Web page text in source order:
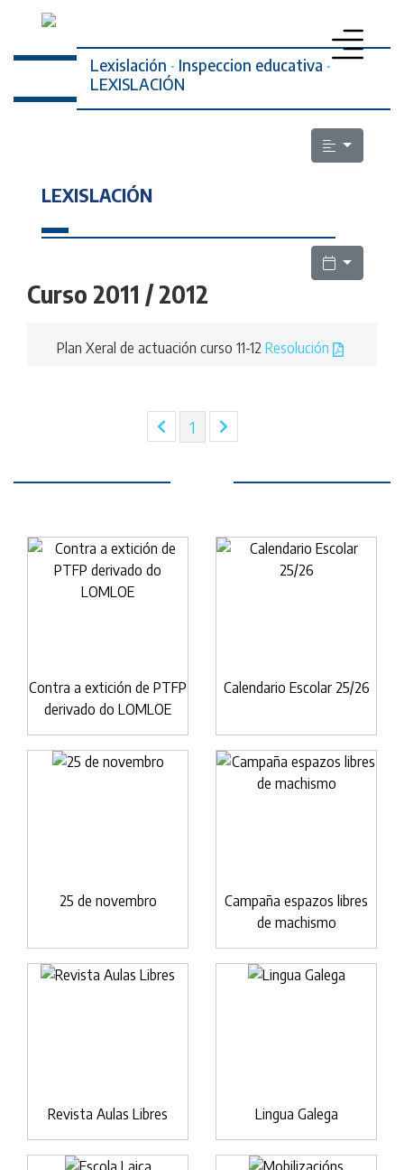
PROFESORADO
ELECCIÓNS SINDICAIS
ESCOLA PÚBLICA
Lexislación · Inspeccion educativa ·
LEXISLACIÓN
LEXISLACIÓN
Curso 2011 / 2012
Plan Xeral de actuación curso 11-12 Resolución
1 (current)
Contra a extición de PTFP
derivado do LOMLOE
Calendario Escolar 25/26
25 de novembro
Campaña espazos libres
de machismo
Revista Aulas Libres Lingua Galega